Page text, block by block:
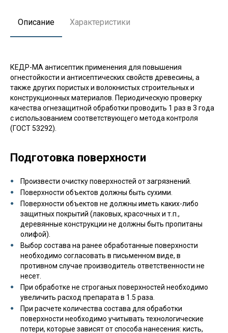
Описание Характеристики
КЕДР-МА антисептик применения для повышения
огнестойкости и антисептических свойств древесины, а
также других пористых и волокнистых строительных и
конструкционных материалов. Периодическую проверку
качества огнезащитной обработки проводить 1 раз в 3 года
с использованием соответствующего метода контроля
(ГОСТ 53292).
Подготовка поверхности
Произвести очистку поверхностей от загрязнений.
Поверхности объектов должны быть сухими.
Поверхности объектов не должны иметь каких-либо
защитных покрытий (лаковых, красочных и т.п.,
деревянные конструкции не должны быть пропитаны
олифой).
Выбор состава на ранее обработанные поверхности
необходимо согласовать в письменном виде, в
противном случае производитель ответственности не
несет.
При обработке не строганых поверхностей необходимо
увеличить расход препарата в 1.5 раза.
При расчете количества состава для обработки
поверхности необходимо учитывать технологические
потери, которые зависят от способа нанесения: кисть,